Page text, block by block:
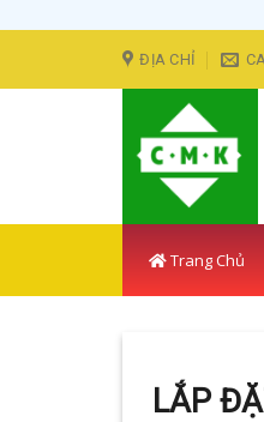
ĐỊA CHỈ
Trang Chủ
LẮP